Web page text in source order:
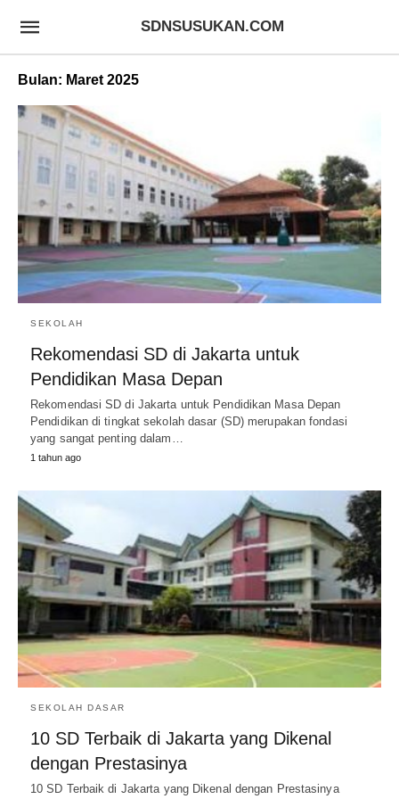
SDNSUSUKAN.COM
Bulan: Maret 2025
SEKOLAH
Rekomendasi SD di Jakarta untuk
Pendidikan Masa Depan
Rekomendasi SD di Jakarta untuk Pendidikan Masa Depan
Pendidikan di tingkat sekolah dasar (SD) merupakan fondasi
yang sangat penting dalam…
1 tahun ago
SEKOLAH DASAR
10 SD Terbaik di Jakarta yang Dikenal
dengan Prestasinya
10 SD Terbaik di Jakarta yang Dikenal dengan Prestasinya